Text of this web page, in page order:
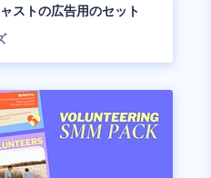
ストの広告用のセット